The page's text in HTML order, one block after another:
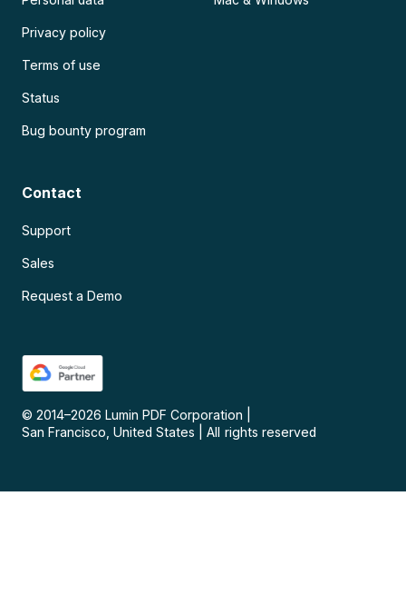
Privacy policy
Terms of use
Status
Bug bounty program
Contact
Support
Sales
Request a Demo
© 2014–2026 Lumin PDF Corporation
San Francisco, United States
All rights reserved